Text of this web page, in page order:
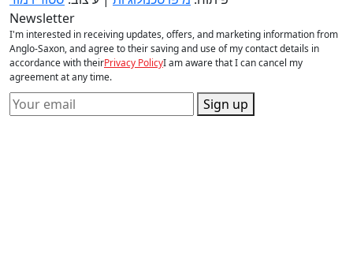
Newsletter
I'm interested in receiving updates, offers, and marketing information from
Anglo-Saxon, and agree to their saving and use of my contact details in
accordance with theirPrivacy PolicyI am aware that I can cancel my
agreement at any time.
Sign up